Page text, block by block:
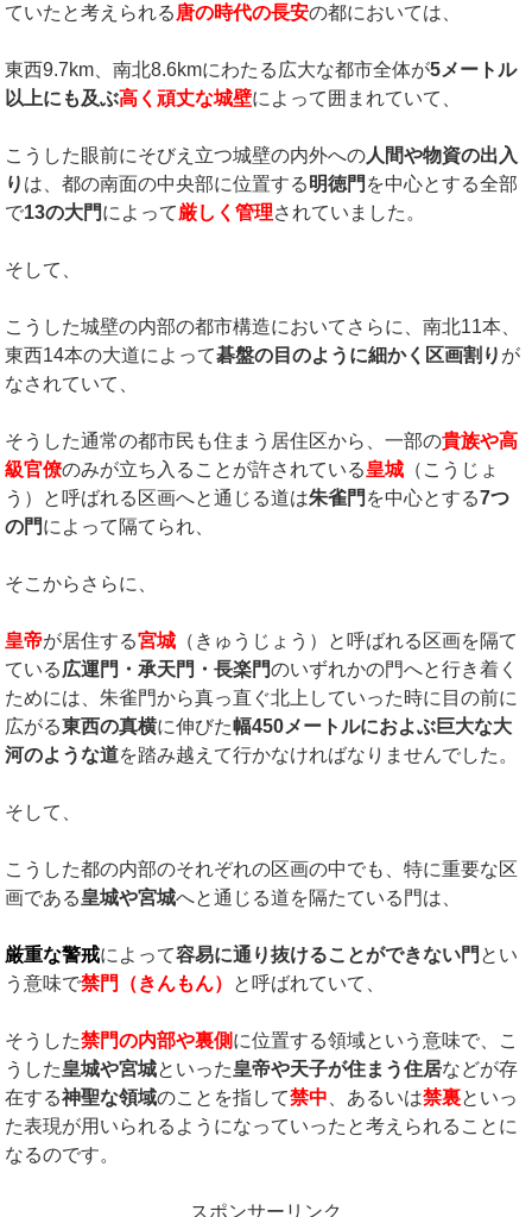
ていたと考えられる 唐の時代の長安の都においては、
東西9.7km、南北8.6kmにわたる広大な都市全体が5メートル
以上にも及ぶ高く頑丈な城壁によって囲まれていて、
こうした眼前にそびえ立つ城壁の内外への人間や物資の出入
り は、都の南面の中央部に位置する明徳門 を中心とする全部
で13の大門によって厳しく管理されていました。
そして、
こうした城壁の内部の都市構造においてさらに、南北11本、
東西14本の大道によって碁盤の目のように細かく区画割り が
なされていて、
そうした通常の都市民も住まう居住区から、一部の貴族や高
級官僚のみが立ち入ることが許されている皇城 （こうじょ
う）と呼ばれる区画へと通じる道は朱雀門 を中心とする7つ
の門によって隔てられ、
そこからさらに、
皇帝が居住する宮城 （きゅうじょう）と呼ばれる区画を隔て
ている広運門・承天門・長楽門のいずれかの門へと行き着く
ためには、朱雀門から真っ直ぐ北上していった時に目の前に
広がる東西の真横に伸びた幅450メートルにおよぶ巨大な大
河のような道を踏み越えて行かなければなりませんでした。
そして、
こうした都の内部のそれぞれの区画の中でも、特に重要な区
画である皇城や宮城へと通じる道を隔たている門は、
厳重な警戒によって容易に通り抜けることができない門 とい
う意味で禁門（きんもん） と呼ばれていて、
そうした禁門の内部や裏側 に位置する領域という意味で、こ
うした皇城や宮城といった皇帝や天子が住まう住居などが存
在する神聖な領域のことを指して禁中 、あるいは禁裏といっ
た表現が用いられるようになっていったと考えられることに
なるのです。
スポンサーリンク